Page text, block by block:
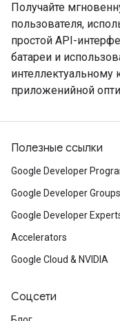
Получайте
пользователя,
простой API-
батареи и
приложенийной
Полезные ссылки
Google Developer
Google Developer Groups
Google Developer
Accelerators
Google Cloud & NVIDIA
Соцсети